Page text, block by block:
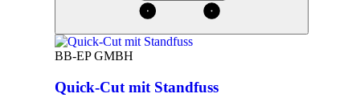
BB-EP GMBH
Quick-Cut mit Standfuss